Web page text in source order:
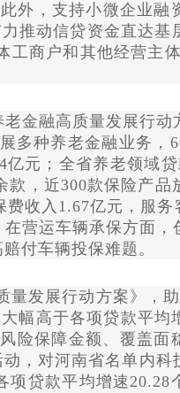
外，支持小微企业融
推动信贷资金直达基
商户和其他经营主
金融高质量发展行动
多种养老金融业务，
元；全省养老领域贷
，近300款保险产品
收入1.67亿元，服务
营运车辆承保方面，
付车辆投保难题。
发展行动方案》，
幅高于各项贷款平均
险保障金额、覆盖面
，对河南省名单内科
项贷款平均增速20.28